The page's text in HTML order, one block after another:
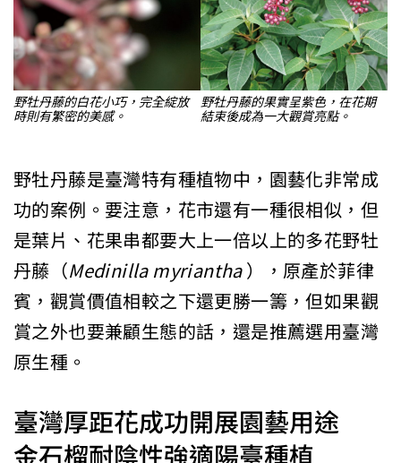
野牡丹藤的白花小巧，完全綻放
時則有繁密的美感。 野牡丹藤的果實呈紫色，在花期
結束後成為一大觀賞亮點。
野牡丹藤是臺灣特有種植物中，園藝化非常成
功的案例。要注意，花市還有一種很相似，但
是葉片、花果串都要大上一倍以上的多花野牡
丹藤（Medinilla myriantha），原產於菲律
賓，觀賞價值相較之下還更勝一籌，但如果觀
賞之外也要兼顧生態的話，還是推薦選用臺灣
原生種。
臺灣厚距花成功開展園藝用途